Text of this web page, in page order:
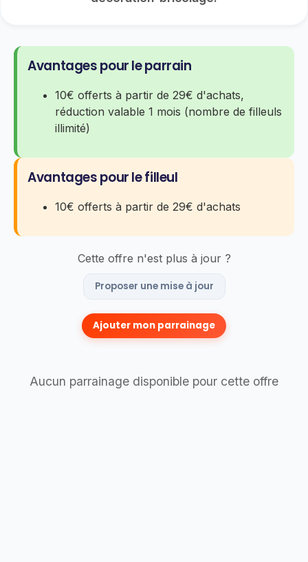
Avantages pour le parrain
10€ offerts à partir de 29€ d'achats,
réduction valable 1 mois (nombre de filleuls
illimité)
Avantages pour le filleul
10€ offerts à partir de 29€ d'achats
Cette offre n'est plus à jour ?
Proposer une mise à jour
Ajouter mon parrainage
Aucun parrainage disponible pour cette offre